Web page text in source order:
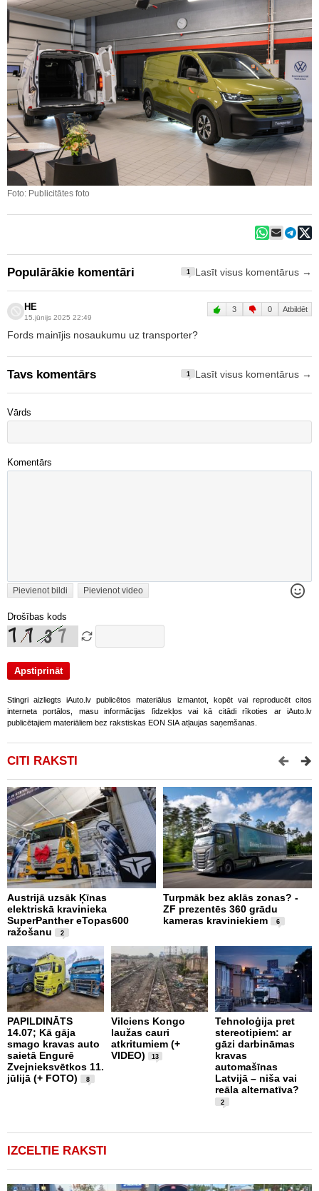
Foto: Publicitātes foto
Populārākie komentāri 1 Lasīt visus komentārus →
HE
15.jūnijs 2025 22:49
3 0 Atbildēt
Fords mainījis nosaukumu uz transporter?
Tavs komentārs 1 Lasīt visus komentārus →
Vārds
Komentārs
Pievienot bildi Pievienot video
Drošības kods
Stingri aizliegts iAuto.lv publicētos materiālus izmantot, kopēt vai reproducēt citos
interneta portālos, masu informācijas līdzekļos vai kā citādi rīkoties ar iAuto.lv
publicētajiem materiāliem bez rakstiskas EON SIA atļaujas saņemšanas.
CITI RAKSTI
Austrijā uzsāk Ķīnas
elektriskā kravinieka
SuperPanther eTopas600
ražošanu
2
Turpmāk bez aklās zonas? -
ZF prezentēs 360 grādu
kameras kraviniekiem
6
PAPILDINĀTS
14.07; Kā gāja
smago kravas auto
saietā Engurē
Zvejnieksvētkos 11.
jūlijā (+ FOTO)
8
Vilciens Kongo
laužas cauri
atkritumiem (+
VIDEO)
13
Tehnoloģija pret
stereotipiem: ar
gāzi darbināmas
kravas
automašīnas
Latvijā – niša vai
reāla alternatīva?
2
IZCELTIE RAKSTI